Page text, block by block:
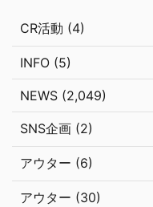
CR活動 (4)
INFO (5)
NEWS (2,049)
SNS企画 (2)
アウター (6)
アウター (30)